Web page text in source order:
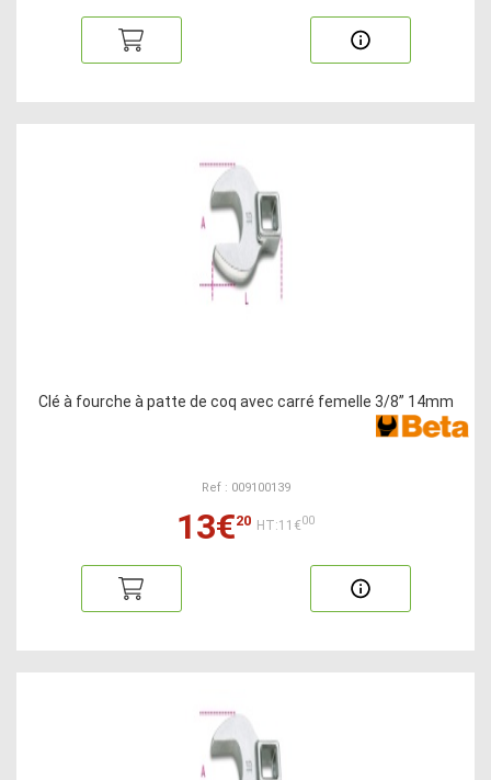
Clé à fourche à patte de coq avec carré femelle 3/8” 14mm
Ref : 009100139
13€20 HT:11€00